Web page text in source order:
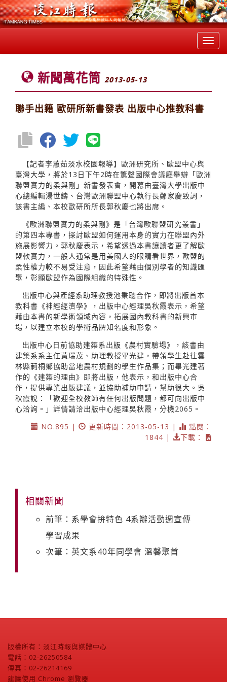
新聞萬花筒 2013-05-13
聯手出籍 歐研所新書發表 出版中心推教科書
【記者李蕙茹淡水校園報導】歐洲研究所、歐盟中心與
臺灣大學，將於13日下午2時在驚聲國際會議廳舉辦「歐洲
聯盟實力的柔與剛」新書發表會，開幕由臺灣大學出版中
心總編輯湯世鑄、台灣歐洲聯盟中心執行長鄭家慶致詞，
該書主編、本校歐研所所長郭秋慶也將出席。
《歐洲聯盟實力的柔與剛》是「台灣歐聯盟研究叢書」
的第四本專書，探討歐盟如何運用本身的實力在聯盟內外
施展影響力。郭秋慶表示，希望透過本書讓讀者更了解歐
盟軟實力，一般人通常是用美國人的眼睛看世界，歐盟的
柔性權力較不易受注意，因此希望藉由個別學者的知識匯
聚，彰顯歐盟作為國際組織的特殊性。
出版中心與產經系助理教授池秉聰合作，即將出版首本
教科書《神經經濟學》，出版中心經理吳秋霞表示，希望
藉由本書的新學術領域內容，拓展國內教科書的新興市
場，以建立本校的學術品牌知名度和形象。
出版中心日前協助建築系出版《農村實驗場》，該書由
建築系系主任黃瑞茂、助理教授畢光建，帶領學生赴往雲
林縣莿桐鄉協助當地農村規劃的學生作品集；而畢光建著
作的《建築的理由》即將出版，他表示，和出版中心合
作，提供專業出版建議，並協助補助申請，幫助很大。吳
秋霞說：「歡迎全校教師有任何出版問題，都可向出版中
心洽詢。」詳情請洽出版中心經理吳秋霞，分機2065。
NO.895 |
更新時間：2013-05-13 |
點閱：
1844 |
下載：
相關新聞
前筆：系學會拚特色 4系辦活動週宣傳
學習成果
次筆：英文系40年同學會 溫馨聚首
版權所有：淡江時報與媒體中心
電話：02-26250584
傳真：02-26214169
建議使用 Chrome 瀏覽器